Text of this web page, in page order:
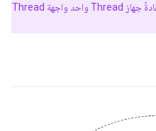
نهاية جهاز Thread ضمن الشبكة. يتضمّن عادةً جهاز Thread واحد واجهة Thread